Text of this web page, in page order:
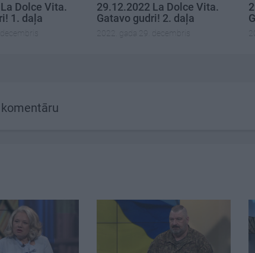
Dolce Vita.
1. daļa
29.12.2022 La Dolce Vita.
Gatavo gudri! 2. daļa
2022. gada 29. decembris